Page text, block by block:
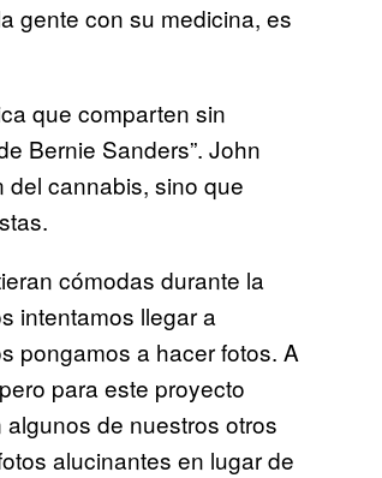
gente con su medicina, es
que comparten sin
Bernie Sanders”. John
cannabis, sino que
cómodas durante la
intentamos llegar a
pongamos a hacer fotos. A
para este proyecto
de nuestros otros
alucinantes en lugar de